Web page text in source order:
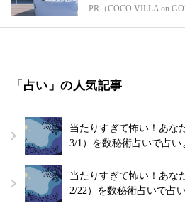
PR（COCO VILLA on
「占い」の人気記事
当たりすぎて怖い！あな
3/1）を数秘術占いで占い
当たりすぎて怖い！あな
2/22）を数秘術占いで占